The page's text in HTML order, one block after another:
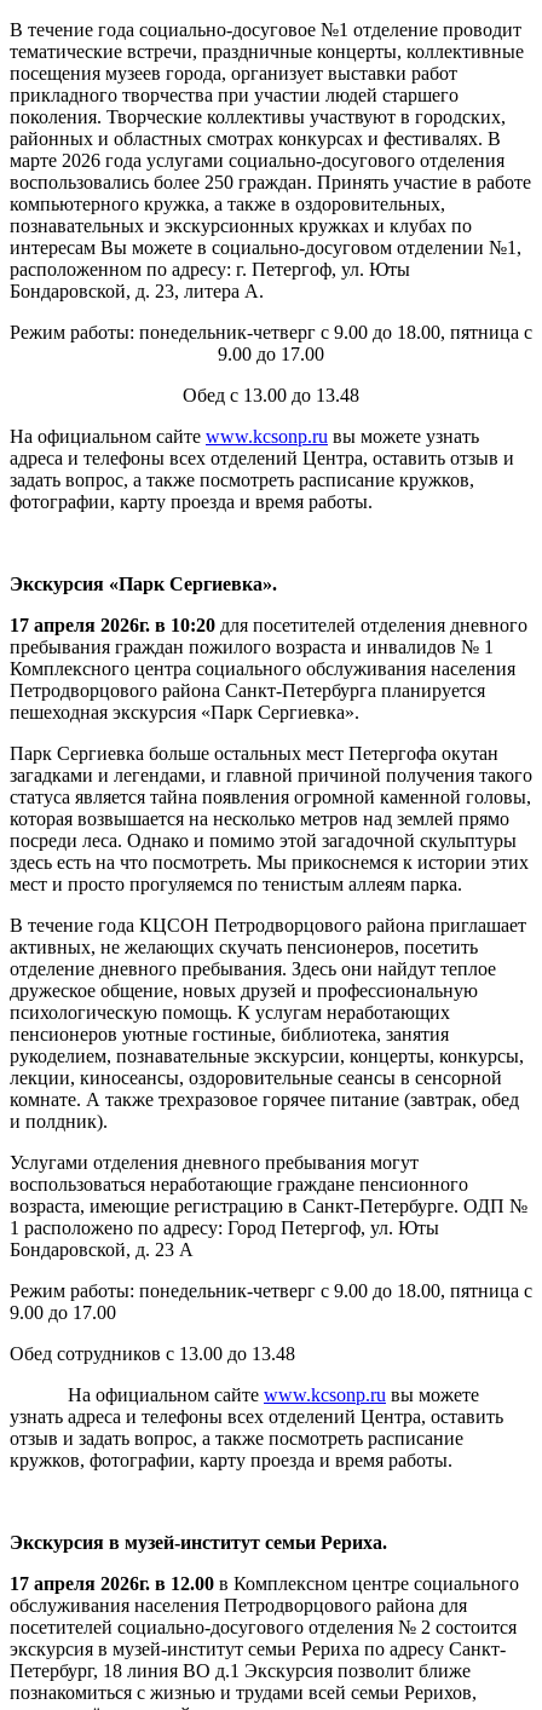
В течение года социально-досуговое №1 отделение проводит
тематические встречи, праздничные концерты, коллективные
посещения музеев города, организует выставки работ
прикладного творчества при участии людей старшего
поколения. Творческие коллективы участвуют в городских,
районных и областных смотрах конкурсах и фестивалях. В
марте 2026 года услугами социально-досугового отделения
воспользовались более 250 граждан. Принять участие в работе
компьютерного кружка, а также в оздоровительных,
познавательных и экскурсионных кружках и клубах по
интересам Вы можете в социально-досуговом отделении №1,
расположенном по адресу: г. Петергоф, ул. Юты
Бондаровской, д. 23, литера А.
Режим работы: понедельник-четверг с 9.00 до 18.00, пятница с
9.00 до 17.00
Обед с 13.00 до 13.48
На официальном сайте www.kcsonp.ru вы можете узнать
адреса и телефоны всех отделений Центра, оставить отзыв и
задать вопрос, а также посмотреть расписание кружков,
фотографии, карту проезда и время работы.
Экскурсия «Парк Сергиевка».
17 апреля 2026г. в 10:20 для посетителей отделения дневного
пребывания граждан пожилого возраста и инвалидов № 1
Комплексного центра социального обслуживания населения
Петродворцового района Санкт-Петербурга планируется
пешеходная экскурсия «Парк Сергиевка».
Парк Сергиевка больше остальных мест Петергофа окутан
загадками и легендами, и главной причиной получения такого
статуса является тайна появления огромной каменной головы,
которая возвышается на несколько метров над землей прямо
посреди леса. Однако и помимо этой загадочной скульптуры
здесь есть на что посмотреть. Мы прикоснемся к истории этих
мест и просто прогуляемся по тенистым аллеям парка.
В течение года КЦСОН Петродворцового района приглашает
активных, не желающих скучать пенсионеров, посетить
отделение дневного пребывания. Здесь они найдут теплое
дружеское общение, новых друзей и профессиональную
психологическую помощь. К услугам неработающих
пенсионеров уютные гостиные, библиотека, занятия
рукоделием, познавательные экскурсии, концерты, конкурсы,
лекции, киносеансы, оздоровительные сеансы в сенсорной
комнате. А также трехразовое горячее питание (завтрак, обед
и полдник).
Услугами отделения дневного пребывания могут
воспользоваться неработающие граждане пенсионного
возраста, имеющие регистрацию в Санкт-Петербурге. ОДП №
1 расположено по адресу: Город Петергоф, ул. Юты
Бондаровской, д. 23 А
Режим работы: понедельник-четверг с 9.00 до 18.00, пятница с
9.00 до 17.00
Обед сотрудников с 13.00 до 13.48
На официальном сайте www.kcsonp.ru вы можете
узнать адреса и телефоны всех отделений Центра, оставить
отзыв и задать вопрос, а также посмотреть расписание
кружков, фотографии, карту проезда и время работы.
Экскурсия в музей-институт семьи Рериха.
17 апреля 2026г. в 12.00 в Комплексном центре социального
обслуживания населения Петродворцового района для
посетителей социально-досугового отделения № 2 состоится
экскурсия в музей-институт семьи Рериха по адресу Санкт-
Петербург, 18 линия ВО д.1 Экскурсия позволит ближе
познакомиться с жизнью и трудами всей семьи Рерихов,